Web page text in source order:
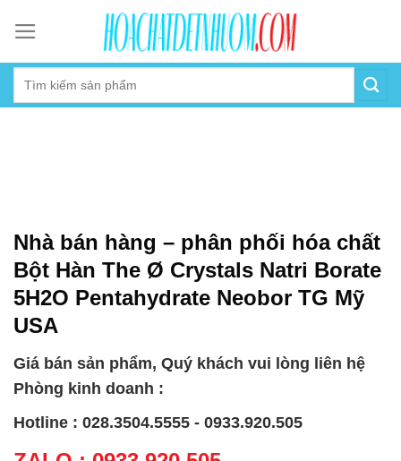
content
Nhà bán hàng – phân phối hóa chất
Bột Hàn The Ø Crystals Natri Borate
5H2O Pentahydrate Neobor TG Mỹ
USA
Giá bán sản phẩm, Quý khách vui lòng liên hệ
Phòng kinh doanh :
Hotline : 028.3504.5555 - 0933.920.505